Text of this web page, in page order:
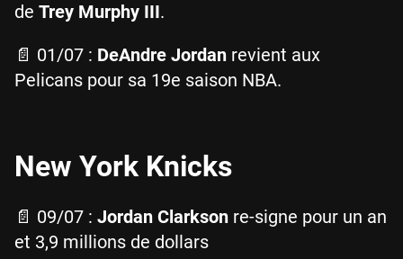
de Trey Murphy III.
📄 01/07 : DeAndre Jordan revient aux
Pelicans pour sa 19e saison NBA.
New York Knicks
📄 09/07 : Jordan Clarkson re-signe pour un an
et 3,9 millions de dollars